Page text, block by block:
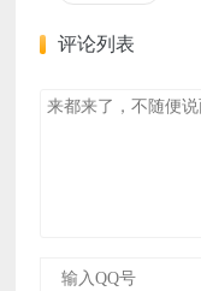
评论列表